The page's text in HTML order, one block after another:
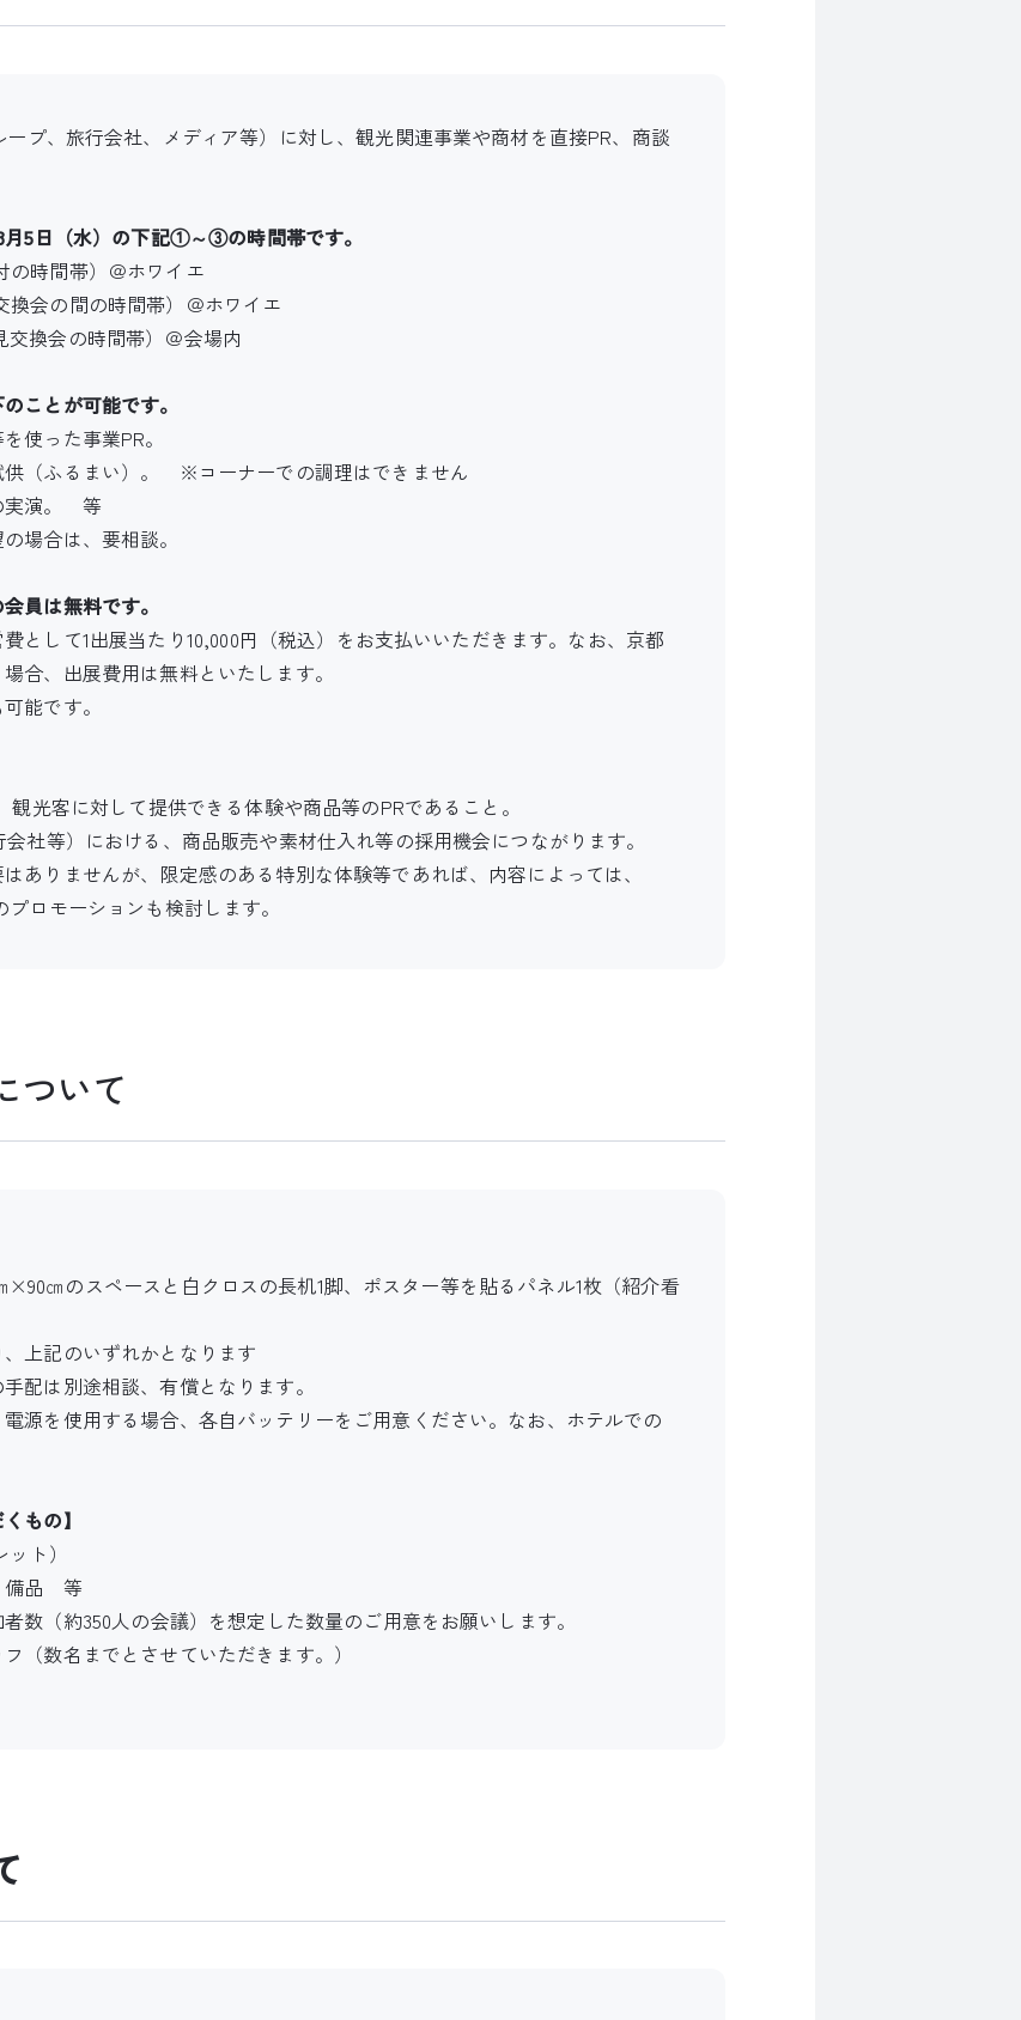
プ、旅行会社、メディア等）に対し、観光関連事業や商材を直接PR、商談
5日（水）の下記①～③の時間帯です。
の時間帯）＠ホワイエ
換会の間の時間帯）＠ホワイエ
交換会の時間帯）＠会場内
ことが可能です。
使った事業PR。
供（ふるまい）。 ※コーナーでの調理はできません
実演。 等
場合は、要相談。
員は無料です。
として1出展当たり10,000円（税込）をお支払いいただきます。なお、京都
合、出展費用は無料といたします。
能です。
観光客に対して提供できる体験や商品等のPRであること。
社等）における、商品販売や素材仕入れ等の採用機会につながります。
ありませんが、限定感のある特別な体験等であれば、内容によっては、
プロモーションも検討します。
ついて
×90㎝のスペースと白クロスの長机1脚、ポスター等を貼るパネル1枚（紹介看
上記のいずれかとなります
配は別途相談、有償となります。
源を使用する場合、各自バッテリーをご用意ください。なお、ホテルでの
もの】
ト）
備品 等
数（約350人の会議）を想定した数量のご用意をお願いします。
（数名までとさせていただきます。）